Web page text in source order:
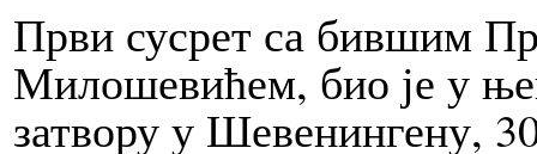
Први сусрет са бившим
Милошевићем, био је у
затвору у Шевенингену,